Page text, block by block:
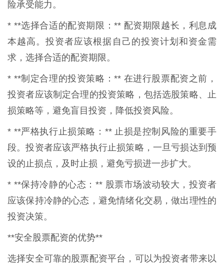
险承受能力。
* **选择合适的配资期限：** 配资期限越长，利息成
本越高。投资者应该根据自己的投资计划和资金需
求，选择合适的配资期限。
* **制定合理的投资策略：** 在进行股票配资之前，
投资者应该制定合理的投资策略，包括选股策略、止
损策略等，避免盲目投资，降低投资风险。
* **严格执行止损策略：** 止损是控制风险的重要手
段。投资者应该严格执行止损策略，一旦亏损达到预
设的止损点，及时止损，避免亏损进一步扩大。
* **保持冷静的心态：** 股票市场波动较大，投资者
应该保持冷静的心态，避免情绪化交易，做出理性的
投资决策。
**安全股票配资的优势**
选择安全可靠的股票配资平台，可以为投资者带来以